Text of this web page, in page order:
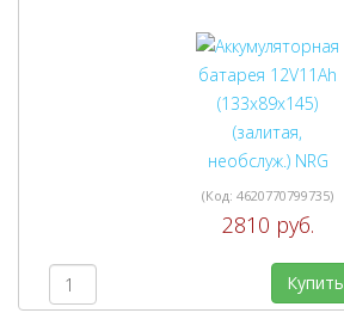
(Код: 4620770799735)
2810 руб.
Купить